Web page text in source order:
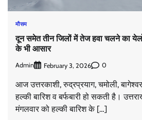
मौसम
दून समेत तीन जिलों में तेज हवा चलने का येलो
के भी आसार
Admin February 3, 2026 0
आज उत्तरकाशी, रुद्रप्रयाग, चमोली,
हल्की बारिश व बर्फबारी हो सकती है।
मंगलवार को हल्की बारिश के […]